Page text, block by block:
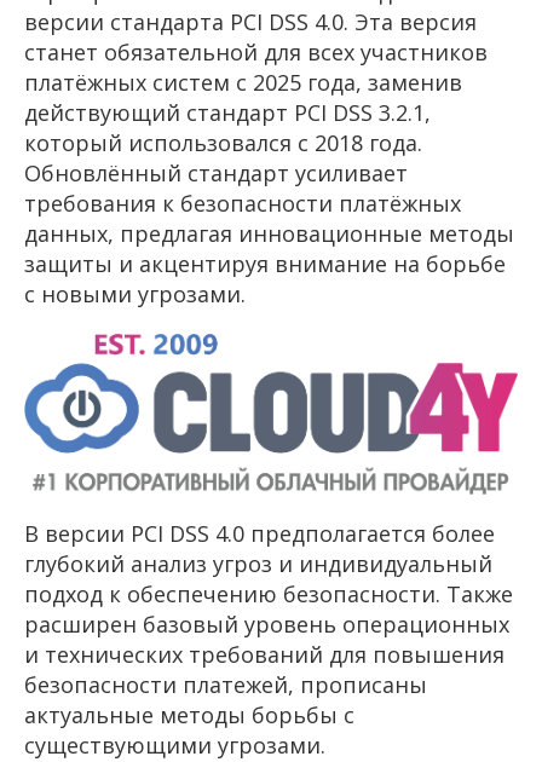
версии стандарта PCI DSS 4.0. Эта версия
станет обязательной для всех участников
платёжных систем с 2025 года, заменив
действующий стандарт PCI DSS 3.2.1,
который использовался с 2018 года.
Обновлённый стандарт усиливает
требования к безопасности платёжных
данных, предлагая инновационные методы
защиты и акцентируя внимание на борьбе
с новыми угрозами.
В версии PCI DSS 4.0 предполагается более
глубокий анализ угроз и индивидуальный
подход к обеспечению безопасности. Также
расширен базовый уровень операционных
и технических требований для повышения
безопасности платежей, прописаны
актуальные методы борьбы с
существующими угрозами.